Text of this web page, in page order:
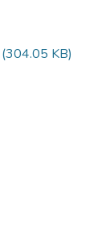
(304.05 KB)